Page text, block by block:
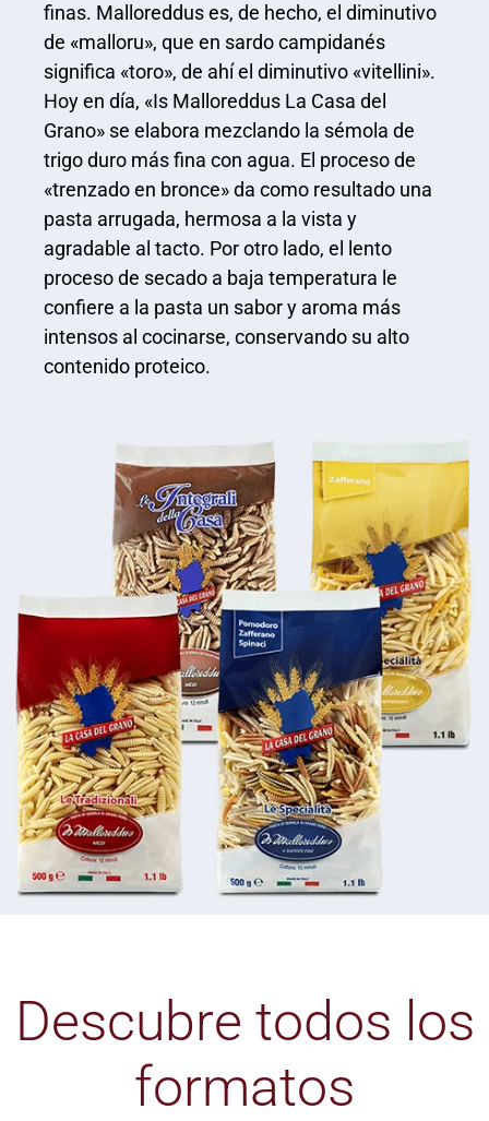
finas. Malloreddus es, de hecho, el diminutivo
de «malloru», que en sardo campidanés
significa «toro», de ahí el diminutivo «vitellini».
Hoy en día, «Is Malloreddus La Casa del
Grano» se elabora mezclando la sémola de
trigo duro más fina con agua. El proceso de
«trenzado en bronce» da como resultado una
pasta arrugada, hermosa a la vista y
agradable al tacto. Por otro lado, el lento
proceso de secado a baja temperatura le
confiere a la pasta un sabor y aroma más
intensos al cocinarse, conservando su alto
contenido proteico.
Descubre todos los
formatos